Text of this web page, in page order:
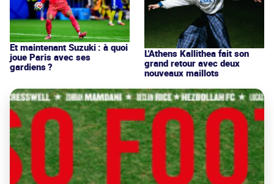
Et maintenant Suzuki : à quoi
joue Paris avec ses
gardiens ?
L'Athens Kallithea fait son
grand retour avec deux
nouveaux maillots